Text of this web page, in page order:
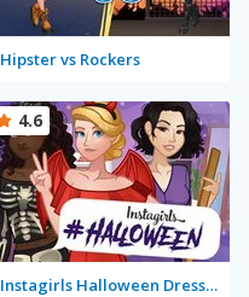
Hipster vs Rockers
Instagirls Halloween Dress Up
4.6